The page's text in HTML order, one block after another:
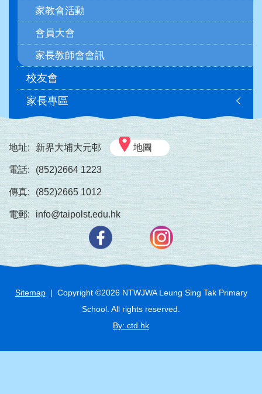
家教會活動
會員大會
家長教師會會訊
校友會
家長專區
地址: 新界大埔大元邨 地圖
電話: (852)2664 1223
傳真: (852)2665 1012
電郵: info@taipolst.edu.hk
Sitemap| Copyright ©2026NTWJWA Leung Sing Tak Primary
School. All rights reserved.
By: ctd.hk